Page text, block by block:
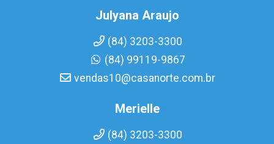
Julyana Araujo
(84) 3203-3300
(84) 99119-9867
vendas10@casanorte.com.br
Merielle
(84) 3203-3300